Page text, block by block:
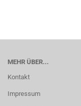
MEHR ÜBER...
Kontakt
Impressum